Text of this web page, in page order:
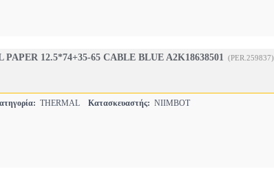
12.5*74+35-65 CABLE BLUE A2K18638501 (PER.259837)
THERMAL Κατασκευαστής: NIIMBOT